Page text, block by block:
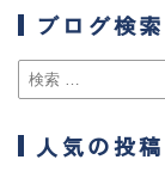
ブログ検索
人気の投稿